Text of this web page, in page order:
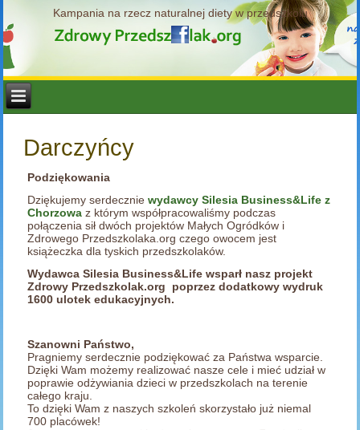
Kampania na rzecz naturalnej diety w przedszkolu
Darczyńcy
Podziękowania
Dziękujemy serdecznie wydawcy Silesia Business&Life z
Chorzowa z którym współpracowaliśmy podczas
połączenia sił dwóch projektów Małych Ogródków i
Zdrowego Przedszkolaka.org czego owocem jest
książeczka dla tyskich przedszkolaków.
Wydawca Silesia Business&Life wsparł nasz projekt
Zdrowy Przedszkolak.org poprzez dodatkowy wydruk
1600 ulotek edukacyjnych.
Szanowni Państwo,
Pragniemy serdecznie podziękować za Państwa wsparcie.
Dzięki Wam możemy realizować nasze cele i mieć udział w
poprawie odżywiania dzieci w przedszkolach na terenie
całego kraju.
To dzięki Wam z naszych szkoleń skorzystało już niemal
700 placówek!